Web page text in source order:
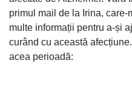
primul mail de la Irina,
multe informații pentru a-și
curând cu această
acea perioadă: